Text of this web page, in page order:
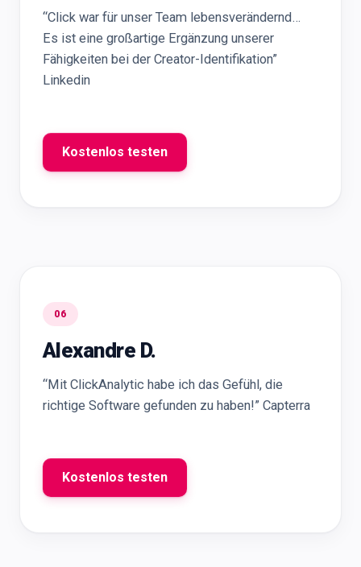
“Click war für unser Team lebensverändernd…
Es ist eine großartige Ergänzung unserer
Fähigkeiten bei der Creator-Identifikation”
Linkedin
Kostenlos testen
06
Alexandre D.
“Mit ClickAnalytic habe ich das Gefühl, die
richtige Software gefunden zu haben!” Capterra
Kostenlos testen